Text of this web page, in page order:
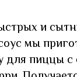
и
мы
для пиццы